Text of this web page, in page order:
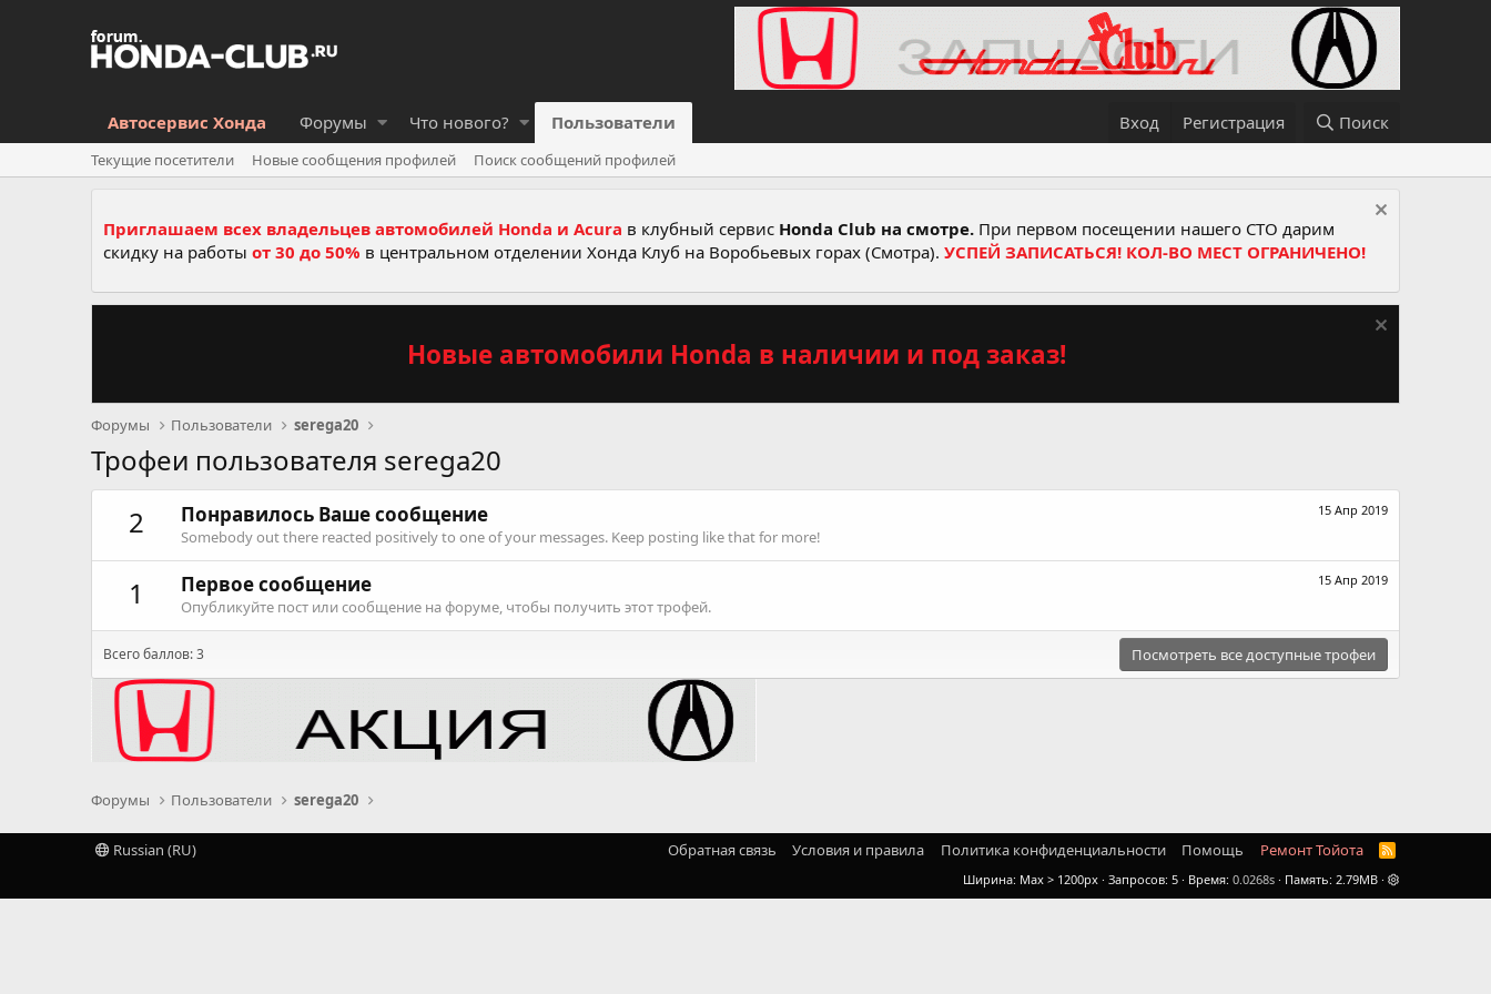
Автосервис Хонда Форумы Что нового? Пользователи Вход Регистрация Поиск
Текущие посетители Новые сообщения профилей Поиск сообщений профилей
Приглашаем всех владельцев автомобилей Honda и Acura в клубный сервис Honda Club на смотре. При первом посещении нашего СТО дарим
скидку на работы от 30 до 50% в центральном отделении Хонда Клуб на Воробьевых горах (Смотра). УСПЕЙ ЗАПИСАТЬСЯ! КОЛ-ВО МЕСТ ОГРАНИЧЕНО!
Новые автомобили Honda в наличии и под заказ!
Форумы Пользователи serega20
Трофеи пользователя serega20
2
15 Апр 2019
Понравилось Ваше сообщение
Somebody out there reacted positively to one of your messages. Keep posting like that for more!
1 15 Апр 2019
Первое сообщение
Опубликуйте пост или сообщение на форуме, чтобы получить этот трофей.
Всего баллов: 3 Посмотреть все доступные трофеи
Форумы Пользователи serega20
Russian (RU) Обратная связь Условия и правила Политика конфиденциальности Помощь Ремонт Тойота
R
S
Ширина Запросов 5 Время 0.0268s Память 2.79MB